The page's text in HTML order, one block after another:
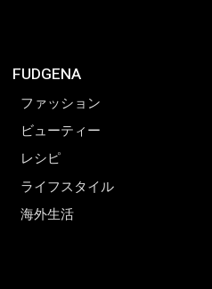
FUDGENA
ファッション
ビューティー
レシピ
ライフスタイル
海外生活